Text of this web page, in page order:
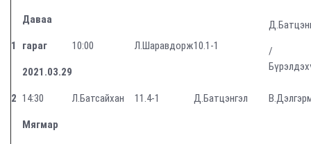
1
Даваа
гараг
2021 .03.29
10:00 Л.Шаравдорж10.1-1
/
2 14:30 Л.Батсайхан 11.4-1 Д.Батцэнгэл
Мягмар